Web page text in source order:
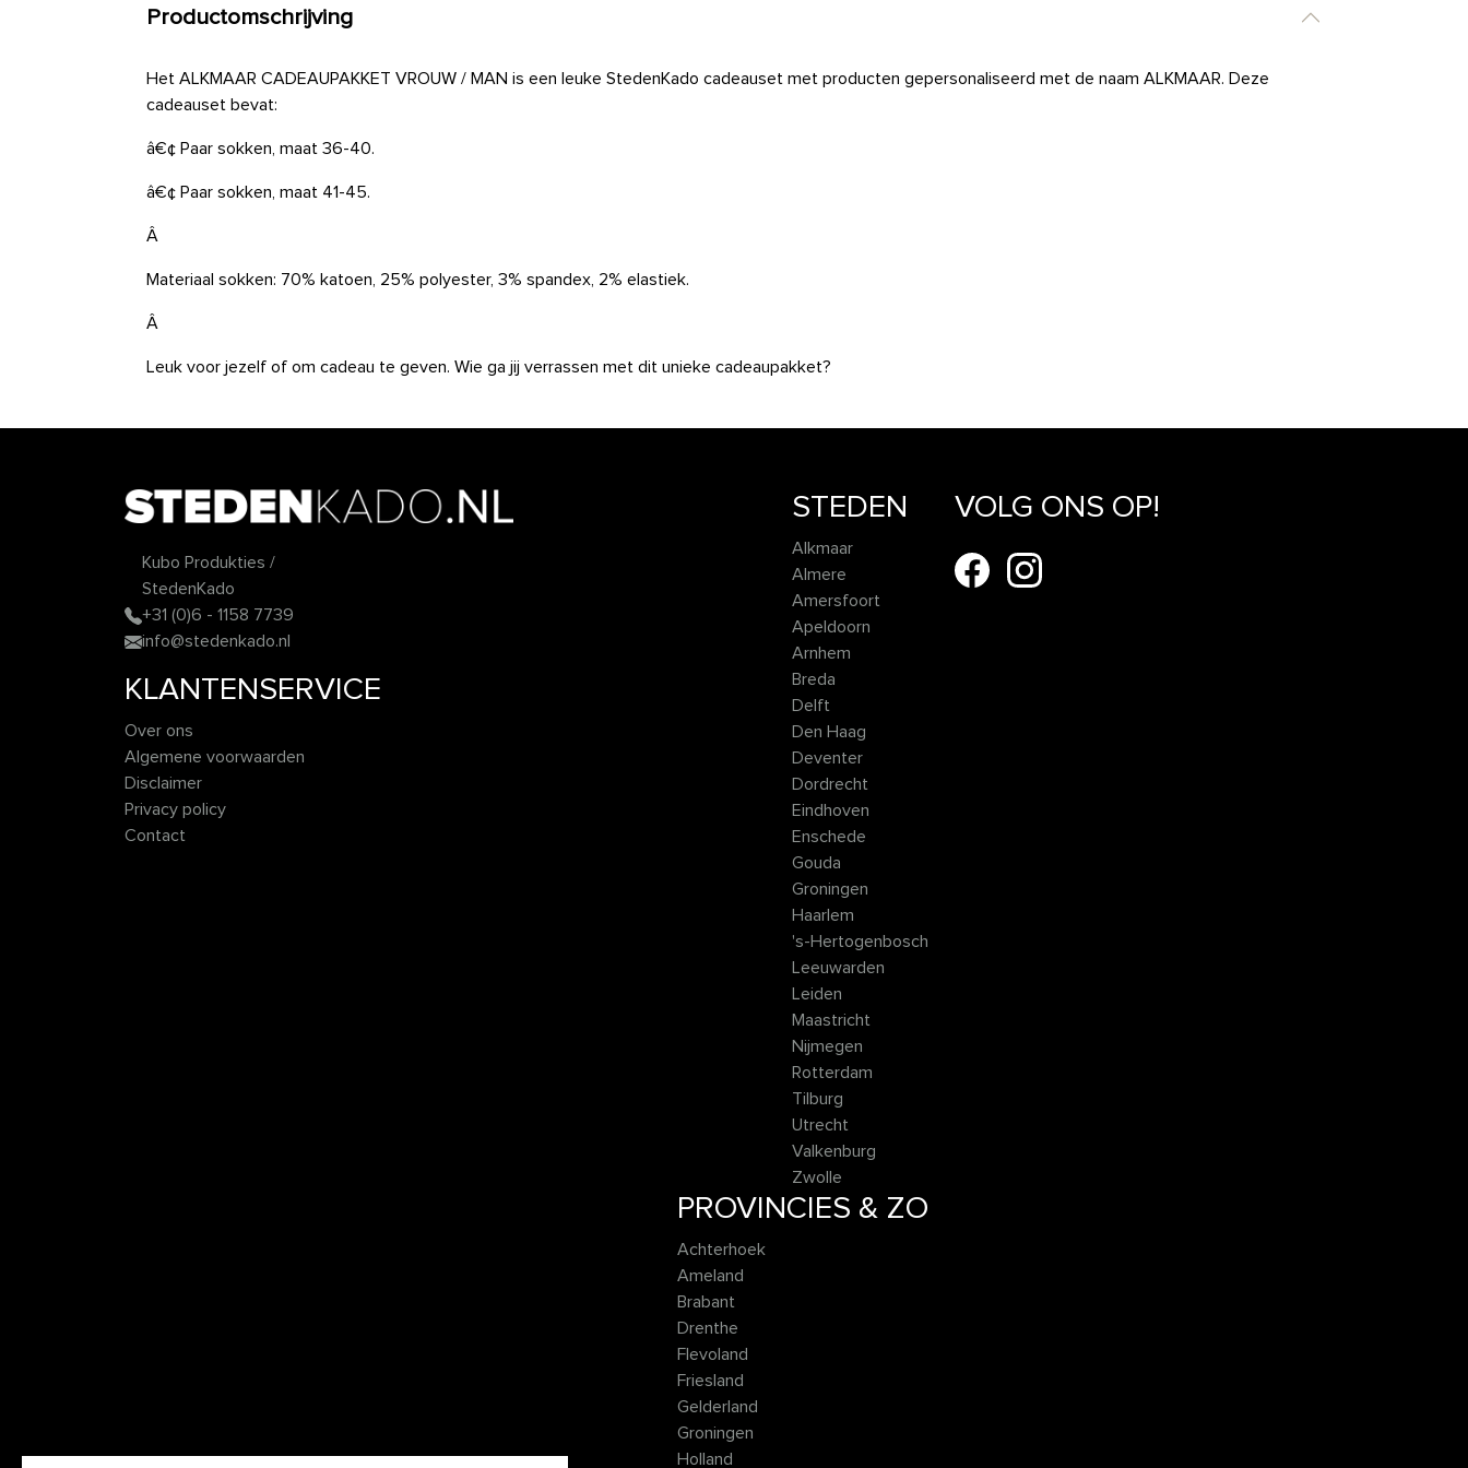
Productomschrijving
Het ALKMAAR CADEAUPAKKET VROUW / MAN is een leuke StedenKado cadeauset met producten gepersonaliseerd met de naam ALKMAAR. Deze
cadeauset bevat:
â€¢ Paar sokken, maat 36-40.
â€¢ Paar sokken, maat 41-45.
Â
Materiaal sokken: 70% katoen, 25% polyester, 3% spandex, 2% elastiek.
Â
Leuk voor jezelf of om cadeau te geven. Wie ga jij verrassen met dit unieke cadeaupakket?
Kubo Produkties /
StedenKado
+31 (0)6 - 1158 7739
info@stedenkado.nl
KLANTENSERVICE
Over ons
Algemene voorwaarden
Disclaimer
Privacy policy
Contact
STEDEN
Alkmaar
Almere
Amersfoort
Apeldoorn
Arnhem
Breda
Delft
Den Haag
Deventer
Dordrecht
Eindhoven
Enschede
Gouda
Groningen
Haarlem
's-Hertogenbosch
Leeuwarden
Leiden
Maastricht
Nijmegen
Rotterdam
Tilburg
Utrecht
Valkenburg
Zwolle
PROVINCIES & ZO
Achterhoek
Ameland
Brabant
Drenthe
Flevoland
Friesland
Gelderland
Groningen
Holland
VOLG ONS OP!